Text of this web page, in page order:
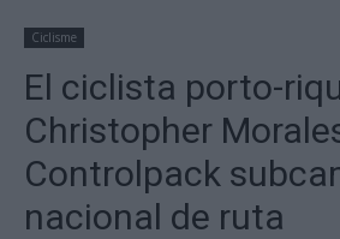
Ciclisme
El ciclista porto-
Christopher
Controlpack
nacional de ruta